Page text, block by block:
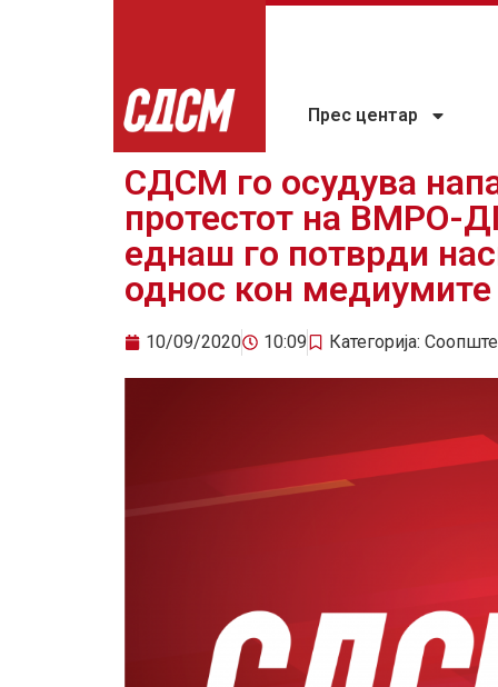
Прес центар
СДСМ го осудува
протестот на ВМРО-
еднаш го потврди
однос кон медиумите
10/09/2020 10:09 Категорија: